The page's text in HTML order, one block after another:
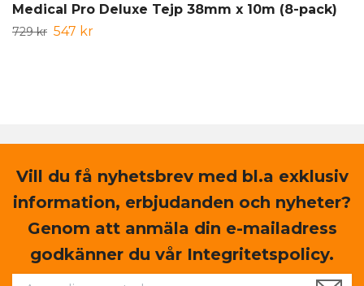
Medical Pro Deluxe Tejp 38mm x 10m (8-pack)
729 kr 547 kr
Vill du få nyhetsbrev med bl.a exklusiv
information, erbjudanden och nyheter?
Genom att anmäla din e-mailadress
godkänner du vår Integritetspolicy.